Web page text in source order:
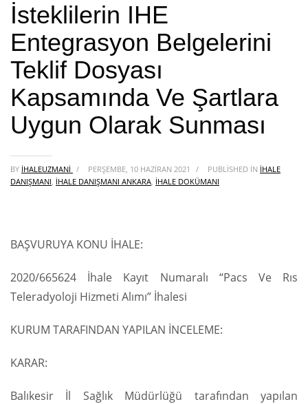
İsteklilerin IHE
Entegrasyon Belgelerini
Teklif Dosyası
Kapsamında Ve Şartlara
Uygun Olarak Sunması
BY IHALEUZMANI / PERŞEMBE, 10 HAZIRAN 2021 / PUBLISHED IN İHALE
DANIŞMANI, İHALE DANIŞMANI ANKARA, İHALE DOKÜMANI
BAŞVURUYA KONU İHALE:
2020/665624 İhale Kayıt Numaralı “Pacs Ve Rıs
Teleradyoloji Hizmeti Alımı” İhalesi
KURUM TARAFINDAN YAPILAN İNCELEME:
KARAR:
Balıkesir İl Sağlık Müdürlüğü tarafından yapılan